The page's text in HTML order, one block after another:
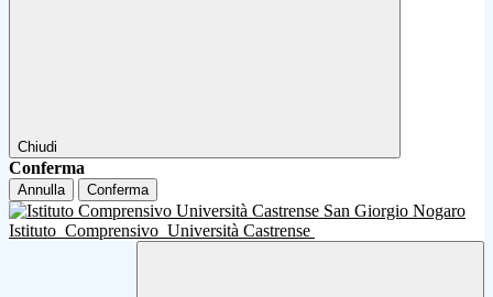
Chiudi
Conferma
Annulla Conferma
Istituto Comprensivo Università Castrense